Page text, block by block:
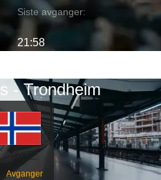
Siste avganger:
21:58
- Trondheim
Avganger